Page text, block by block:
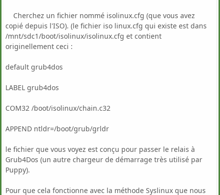
Cherchez un fichier nommé isolinux.cfg (que vous avez
copié depuis l'ISO). (le fichier iso linux.cfg qui existe est dans
/mnt/sdc1/boot/isolinux/isolinux.cfg et contient
originellement ceci :
default grub4dos
LABEL grub4dos
COM32 /boot/isolinux/chain.c32
APPEND ntldr=/boot/grub/grldr
le fichier que vous voyez est conçu pour passer le relais à
Grub4Dos (un autre chargeur de démarrage très utilisé par
Puppy).
Pour que cela fonctionne avec la méthode Syslinux que nous